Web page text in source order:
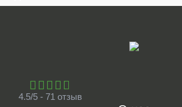
4.5/5 - 71 отзыв